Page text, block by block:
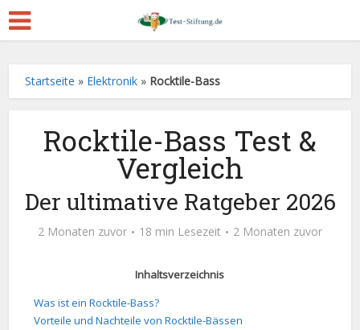
Startseite » Elektronik » Rocktile-Bass
Rocktile-Bass Test &
Vergleich
Der ultimative Ratgeber 2026
2 Monaten zuvor 18 min Lesezeit 2 Monaten zuvor
Inhaltsverzeichnis
Was ist ein Rocktile-Bass?
Vorteile und Nachteile von Rocktile-Bässen